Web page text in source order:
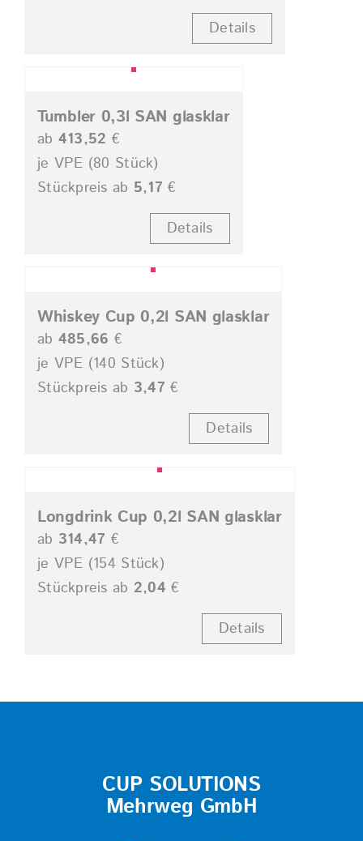
Details
Tumbler 0,3l SAN glasklar
ab 413,52 €
je VPE (80 Stück)
Stückpreis ab 5,17 €
Details
Whiskey Cup 0,2l SAN glasklar
ab 485,66 €
je VPE (140 Stück)
Stückpreis ab 3,47 €
Details
Longdrink Cup 0,2l SAN glasklar
ab 314,47 €
je VPE (154 Stück)
Stückpreis ab 2,04 €
Details
CUP SOLUTIONS
Mehrweg GmbH